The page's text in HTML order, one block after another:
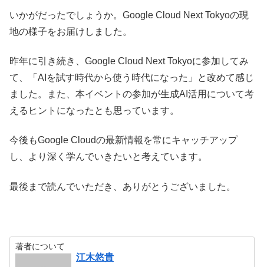
いかがだったでしょうか。Google Cloud Next Tokyoの現
地の様子をお届けしました。
昨年に引き続き、Google Cloud Next Tokyoに参加してみ
て、「AIを試す時代から使う時代になった」と改めて感じ
ました。また、本イベントの参加が生成AI活用について考
えるヒントになったとも思っています。
今後もGoogle Cloudの最新情報を常にキャッチアップ
し、より深く学んでいきたいと考えています。
最後まで読んでいただき、ありがとうございました。
著者について
江木悠貴